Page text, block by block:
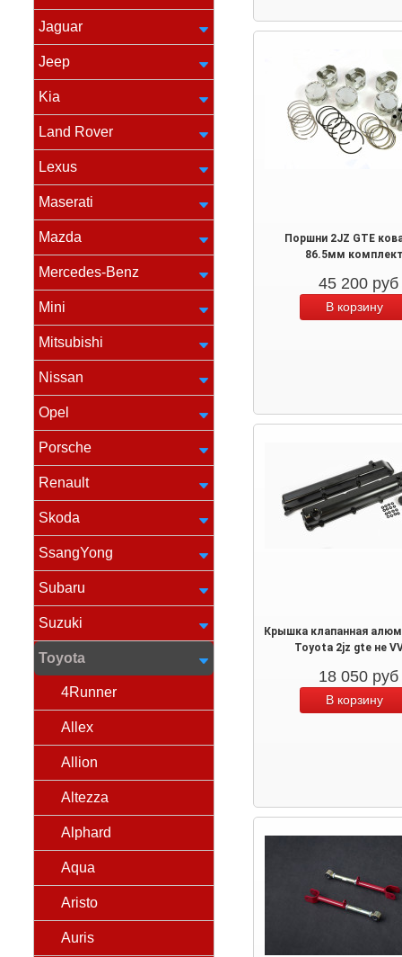
Jaguar
Jeep
Kia
Land Rover
Lexus
Maserati
Mazda
Mercedes-Benz
Mini
Mitsubishi
Nissan
Opel
Porsche
Renault
Skoda
SsangYong
Subaru
Suzuki
Toyota
4Runner
Allex
Allion
Altezza
Alphard
Aqua
Aristo
Auris
Поршни 2JZ GTE
86.5мм
45 200 руб
Крышка клапанная
Toyota 2jz gte не
18 050 руб